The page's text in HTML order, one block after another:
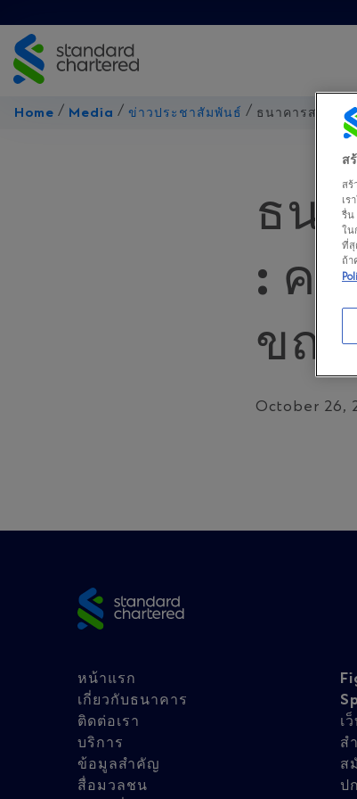
to
content
Home / Media / ข่าวประชาสัมพันธ์ / ธนาคารสแตนด
ธน
: คา
ขณ
October 26,
footer
Footer
navigation
หน้าแรก
เกี่ยวกับธนาคาร
ติดต่อเรา
บริการ
ข้อมูลสำคัญ
สื่อมวลชน
เ
สํ
ส
ป
ส
ส
เร
รื่น
ใน
ที่สุ
ถ้า